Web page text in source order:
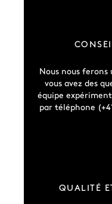
Nous nous ferons
vous avez des
équipe
par téléphone
QUALITÉ